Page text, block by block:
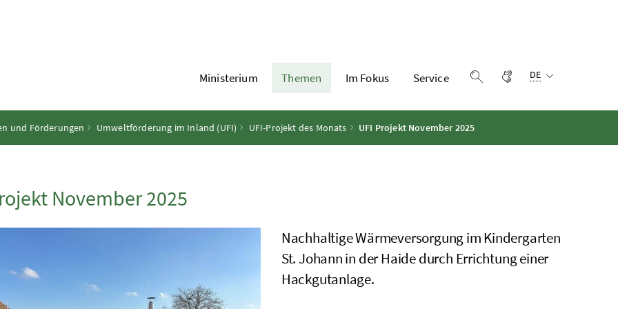
Ministerium Themen Im Fokus
Service
Gebärdensprache
DE
und Förderungen Umweltförderung im Inland (UFI) UFI-Projekt des Monats UFI Projekt November 2025
November 2025
Nachhaltige Wärmeversorgung im Kindergarten
St. Johann in der Haide durch Errichtung einer
Hackgutanlage.